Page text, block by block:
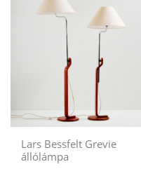
Lars Bessfelt Grevie
állólámpa